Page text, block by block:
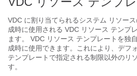
VDC に割り当てられるシステム リソー
成時に使用される VDC リソース テンプ
ます。 VDC リソース テンプレートを独
成時に使用できます。これにより、デフ
テンプレートで指定される制限以外のリ
す。